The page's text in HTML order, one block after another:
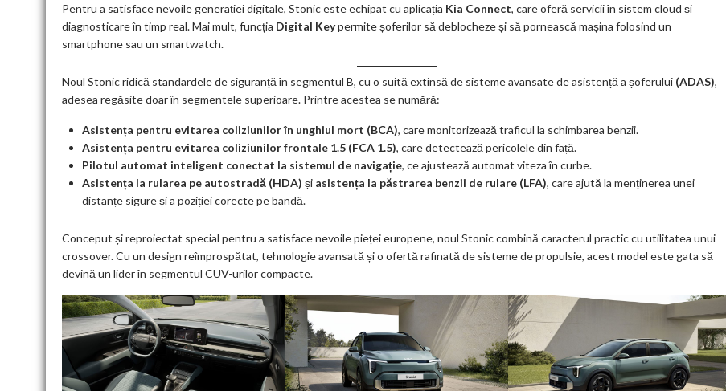
Pentru a satisface nevoile generației digitale, Stonic este echipat cu aplicația Kia Connect, care oferă servicii în sistem cloud și
diagnosticare în timp real. Mai mult, funcția Digital Keypermite șoferilor să deblocheze și să pornească mașina folosind un
smartphone sau un smartwatch.
Noul Stonic ridică standardele de siguranță în segmentul B, cu o suită extinsă de sisteme avansate de asistență a șoferului (ADAS),
adesea regăsite doar în segmentele superioare. Printre acestea se numără:
Asistența pentru evitarea coliziunilor în unghiul mort (BCA), care monitorizează traficul la schimbarea benzii.
Asistența pentru evitarea coliziunilor frontale 1.5 (FCA 1.5), care detectează pericolele din față.
Pilotul automat inteligent conectat la sistemul de navigație, ce ajustează automat viteza în curbe.
Asistența la rularea pe autostradă (HDA) și asistența la păstrarea benzii de rulare (LFA), care ajută la menținerea unei
distanțe sigure și a poziției corecte pe bandă.
Conceput și reproiectat special pentru a satisface nevoile pieței europene, noul Stonic combină caracterul practic cu utilitatea unui
crossover. Cu un design reîmprospătat, tehnologie avansată și o ofertă rafinată de sisteme de propulsie, acest model este gata să
devină un lider în segmentul CUV-urilor compacte.